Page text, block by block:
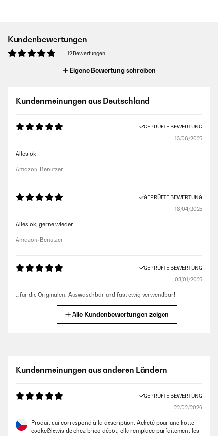
Kundenbewertungen
12 Bewertungen
Eigene Bewertung schreiben
Kundenmeinungen aus Deutschland
GEPRÜFTE BEWERTUNG
13/06/2025
Alles ok
Amazon-Benutzer
GEPRÜFTE BEWERTUNG
18/04/2025
Alles ok, gerne wieder
Amazon-Benutzer
GEPRÜFTE BEWERTUNG
03/01/2025
...für die Originalen. Auswaschbar und fast ewig verwendbar!
Passen perfekt . Super schneller Versand alles perfekt. Außer das
Preis-Leistungs-Verhältnis ,sind sie wirklich teuer im Vergleich zu
Amazon-Benutzer
GEPRÜFTE BEWERTUNG
Alle Kundenbewertungen zeigen
Kundenmeinungen aus anderen Ländern
GEPRÜFTE BEWERTUNG
22/02/2026
Produit qui correspond à la description. Acheté pour une hotte
cooke&lewis de chez brico dépôt, elle remplace parfaitement les